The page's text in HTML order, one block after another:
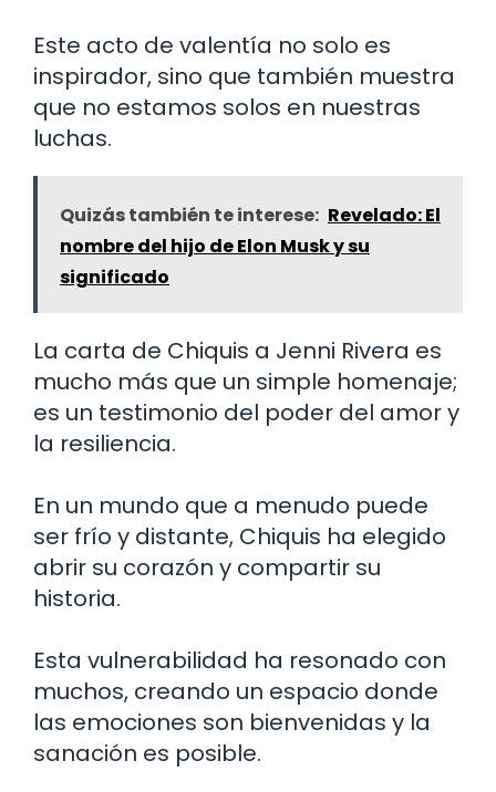
Este acto de valentía no solo es
inspirador, sino que también muestra
que no estamos solos en nuestras
luchas.
Quizás también te interese: Revelado: El
nombre del hijo de Elon Musk y su
significado
La carta de Chiquis a Jenni Rivera es
mucho más que un simple homenaje;
es un testimonio del poder del amor y
la resiliencia.
En un mundo que a menudo puede
ser frío y distante, Chiquis ha elegido
abrir su corazón y compartir su
historia.
Esta vulnerabilidad ha resonado con
muchos, creando un espacio donde
las emociones son bienvenidas y la
sanación es posible.